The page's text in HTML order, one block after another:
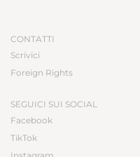
CONTATTI
Scrivici
Foreign Rights
SEGUICI SUI SOCIAL
Facebook
TikTok